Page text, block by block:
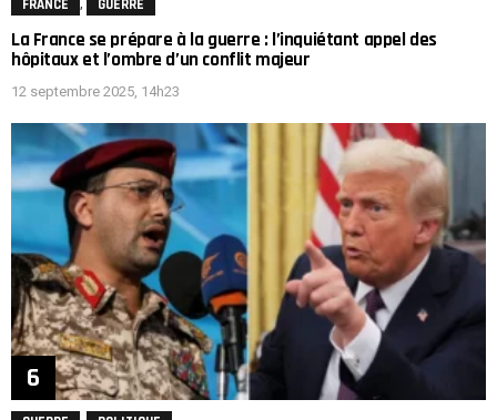
FRANCE GUERRE
La France se prépare à la guerre : l’inquiétant appel des
hôpitaux et l’ombre d’un conflit majeur
12 septembre 2025, 14h23